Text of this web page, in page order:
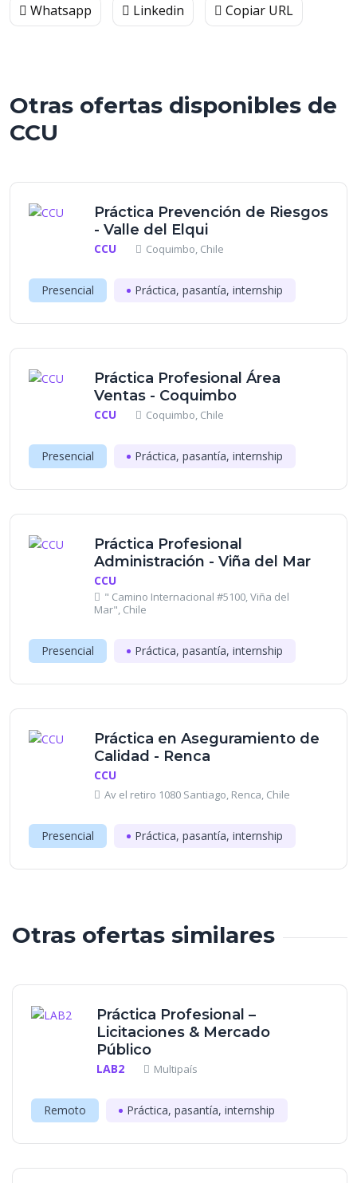
Whatsapp Linkedin Copiar URL
Otras ofertas disponibles de
CCU
Práctica Prevención de Riesgos
- Valle del Elqui
CCU Coquimbo, Chile
Presencial Práctica, pasantía, internship
Práctica Profesional Área
Ventas - Coquimbo
CCU Coquimbo, Chile
Presencial Práctica, pasantía, internship
Práctica Profesional
Administración - Viña del Mar
CCU
" Camino Internacional #5100, Viña del
Mar", Chile
Presencial Práctica, pasantía, internship
Práctica en Aseguramiento de
Calidad - Renca
CCU
Av el retiro 1080 Santiago, Renca, Chile
Presencial Práctica, pasantía, internship
Otras ofertas similares
Práctica Profesional –
Licitaciones & Mercado
Público
LAB2 Multipaís
Remoto Práctica, pasantía, internship